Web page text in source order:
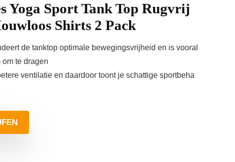
Yoga Sport Tank Top Rugvrij
Shirts 2 Pack
de tanktop optimale bewegingsvrijheid en is vooral
te dragen
ventilatie en daardoor toont je schattige sportbeha